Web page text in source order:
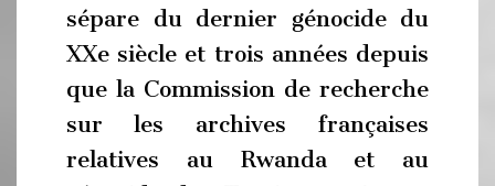
sépare du dernier génocide du
XXe siècle et trois années depuis
que la Commission de recherche
sur les archives françaises
relatives au Rwanda et au